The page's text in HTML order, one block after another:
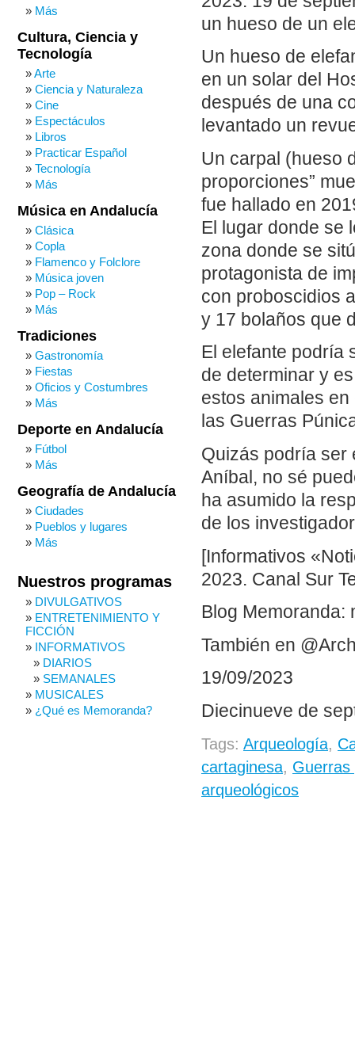
un hueso de un
Un hueso de
en un solar del
después de una
levantado un
Un carpal (hueso
proporciones”
fue hallado en
El lugar donde se
zona donde se
protagonista de
con proboscidios
y 17 bolaños que
El elefante podría
de determinar y
estos animales
las Guerras
Quizás podría ser
Aníbal, no sé
ha asumido la
de los
[Informativos
2023. Canal Sur
Blog Memoranda:
También en
19/09/2023
Diecinueve de
Tags: Arqueología,
cartaginesa, Guerras
arqueológicos
Más
Cultura, Ciencia y
Tecnología
Arte
Ciencia y Naturaleza
Cine
Espectáculos
Libros
Practicar Español
Tecnología
Más
Música en Andalucía
Clásica
Copla
Flamenco y Folclore
Música joven
Pop – Rock
Más
Tradiciones
Gastronomía
Fiestas
Oficios y Costumbres
Más
Deporte en Andalucía
Fútbol
Más
Geografía de Andalucía
Ciudades
Pueblos y lugares
Más
Nuestros programas
DIVULGATIVOS
ENTRETENIMIENTO Y
FICCIÓN
INFORMATIVOS
DIARIOS
SEMANALES
MUSICALES
¿Qué es Memoranda?